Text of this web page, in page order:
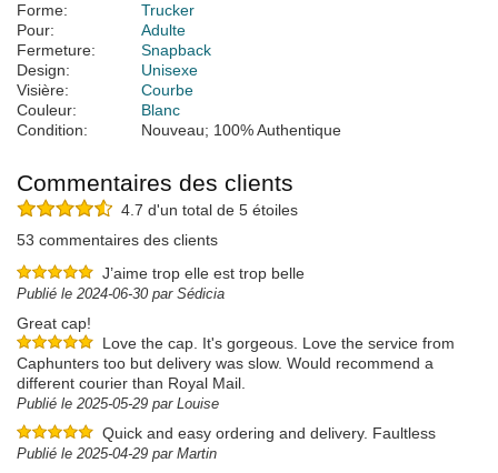
Forme:
Trucker
Pour:
Adulte
Fermeture:
Snapback
Design:
Unisexe
Visière:
Courbe
Couleur:
Blanc
Condition:
Nouveau; 100% Authentique
Commentaires des clients
4.7 d'un total de 5 étoiles
53 commentaires des clients
J’aime trop elle est trop belle
Publié le 2024-06-30 par Sédicia
Great cap!
Love the cap. It's gorgeous. Love the service from
Caphunters too but delivery was slow. Would recommend a
different courier than Royal Mail.
Publié le 2025-05-29 par Louise
Quick and easy ordering and delivery. Faultless
Publié le 2025-04-29 par Martin